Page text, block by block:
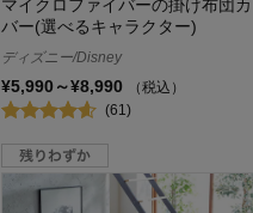
マイクロファイバーの掛け布団カ
バー(選べるキャラクター)
ディズニー/Disney
¥5,990～¥8,990
（税込）
(61)